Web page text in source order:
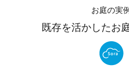
イベント案
お庭の実例
既存を活かしたお